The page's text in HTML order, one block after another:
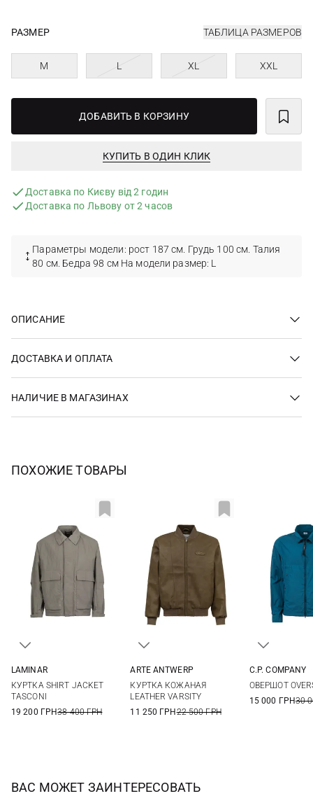
РАЗМЕР ТАБЛИЦА РАЗМЕРОВ
M L XL XXL
ДОБАВИТЬ В КОРЗИНУ
КУПИТЬ В ОДИН КЛИК
Доставка по Києву від 2 годин
Доставка по Львову от 2 часов
Параметры модели: рост 187 см. Грудь 100 см. Талия
80 см. Бедра 98 см На модели размер: L
ОПИСАНИЕ
ДОСТАВКА И ОПЛАТА
НАЛИЧИЕ В МАГАЗИНАХ
ПОХОЖИЕ ТОВАРЫ
LAMINAR
КУРТКА SHIRT JACKET
TASCONI
19 200 ГРН38 400 ГРН
ARTE ANTWERP
КУРТКА КОЖАНАЯ
LEATHER VARSITY
11 250 ГРН22 500 ГРН
C.P. COMPANY
ОВЕРШОТ
15 000 ГРН30
ВАС МОЖЕТ ЗАИНТЕРЕСОВАТЬ